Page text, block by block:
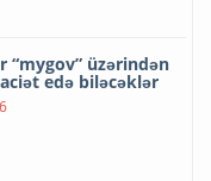
“mygov” üzərindən
edə biləcəklər